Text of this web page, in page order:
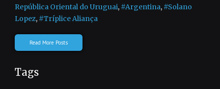
República Oriental do Uruguai, #Argentina, #Solano
Lopez, #Tríplice Aliança
Read More Posts
Tags